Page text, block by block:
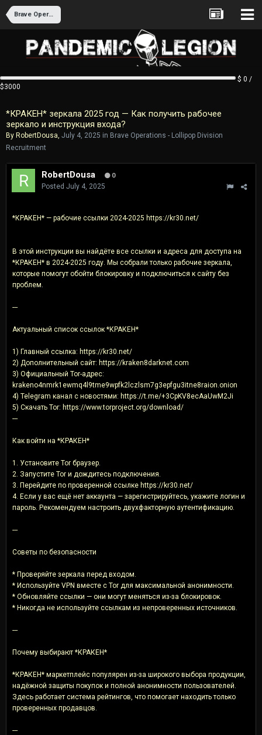
Brave Operations - Lollipop Division Recruitment
$ 0 /
$3000
*КРАКЕН* зеркала 2025 год — Как получить рабочее
зеркало и инструкция входа?
By RobertDousa July 4, 2025 in Brave Operations - Lollipop Division
Recruitment
RobertDousa 0
Posted July 4, 2025
*КРАКЕН* — рабочие ссылки 2024-2025 https://kr30.net/
В этой инструкции вы найдёте все ссылки и адреса для доступа на
*КРАКЕН* в 2024-2025 году. Мы собрали только рабочие зеркала,
которые помогут обойти блокировку и подключиться к сайту без
проблем.
---
Актуальный список ссылок *КРАКЕН*
1) Главный ссылка: https://kr30.net/
2) Дополнительный сайт: https://kraken8darknet.com
3) Официальный Tor-адрес:
krakeno4nmrk1ewmq4l9tme9wpfk2lczlsm7g3epfgu3itne8raion.onion
4) Telegram канал с новостями: https://t.me/+3CpKV8ecAaUwM2Ji
5) Скачать Tor: https://www.torproject.org/download/
---
Как войти на *КРАКЕН*
1. Установите Tor браузер.
2. Запустите Tor и дождитесь подключения.
3. Перейдите по проверенной ссылке https://kr30.net/
4. Если у вас ещё нет аккаунта — зарегистрируйтесь, укажите логин и
пароль. Рекомендуем настроить двухфакторную аутентификацию.
---
Советы по безопасности
* Проверяйте зеркала перед входом.
* Используйте VPN вместе с Tor для максимальной анонимности.
* Обновляйте ссылки — они могут меняться из-за блокировок.
* Никогда не используйте ссылкам из непроверенных источников.
---
Почему выбирают *КРАКЕН*
*КРАКЕН* маркетплейс популярен из-за широкого выбора продукции,
надёжной защиты покупок и полной анонимности пользователей.
Здесь работает система рейтингов, что помогает находить только
проверенных продавцов.
---